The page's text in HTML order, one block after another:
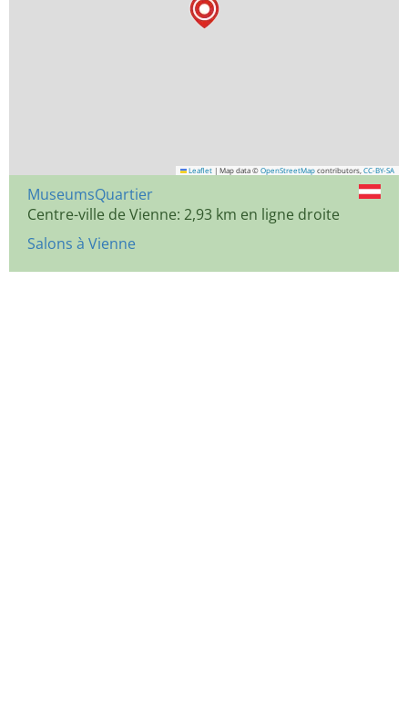
Leaflet | Map data © OpenStreetMap contributors, CC-BY-SA
MuseumsQuartier
Centre-ville de Vienne: 2,93 km en ligne droite
Salons à Vienne